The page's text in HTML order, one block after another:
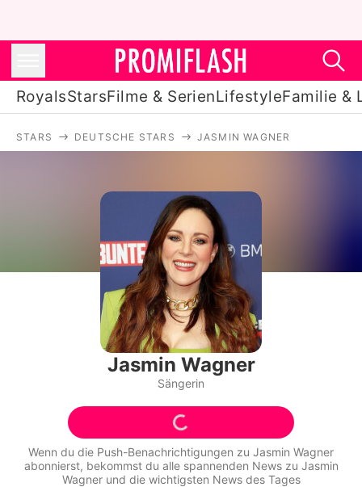
RoyalsStarsFilme & SerienLifestyleFamilie &
Filme & Serien
Lifestyle
Familie & Liebe
Promiflash Exklusiv
Alle Themen auf Promiflash
Jobs
App runterladen
Team
STARS DEUTSCHE STARS JASMIN WAGNER
Jasmin Wagner
Sängerin
Wenn du die Push-Benachrichtigungen zu Jasmin Wagner
abonnierst, bekommst du alle spannenden News zu Jasmin
Wagnerund die wichtigsten News des Tages